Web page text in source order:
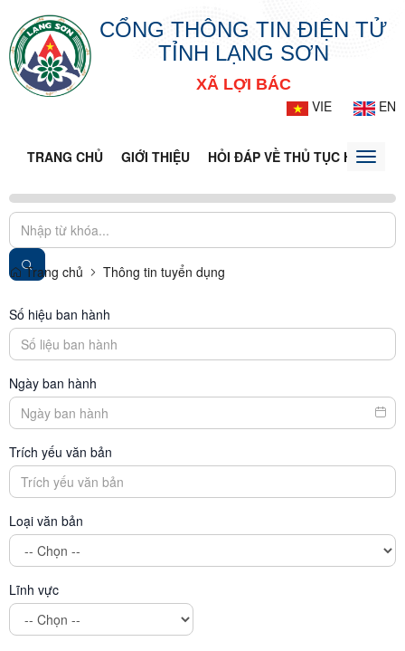
CỔNG THÔNG TIN ĐIỆN TỬ
TỈNH LẠNG SƠN
XÃ LỢI BÁC
VIE
EN
TRANG CHỦ GIỚI THIỆU HỎI ĐÁP VỀ THỦ TỤC HÀNHToggle
Trang chủ Thông tin tuyển dụng
Số hiệu ban hành
Ngày ban hành
Trích yếu văn bản
Loại văn bản
Lĩnh vực